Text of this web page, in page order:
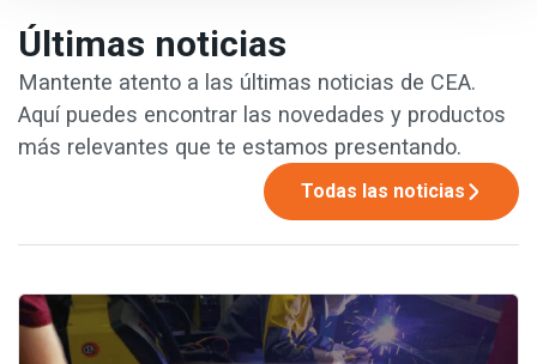
Últimas noticias
Mantente atento a las últimas noticias de CEA.
Aquí puedes encontrar las novedades y productos
más relevantes que te estamos presentando.
Todas las noticias